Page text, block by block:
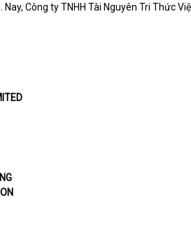
Nay, Công ty TNHH Tài Nguyên Tri Thức